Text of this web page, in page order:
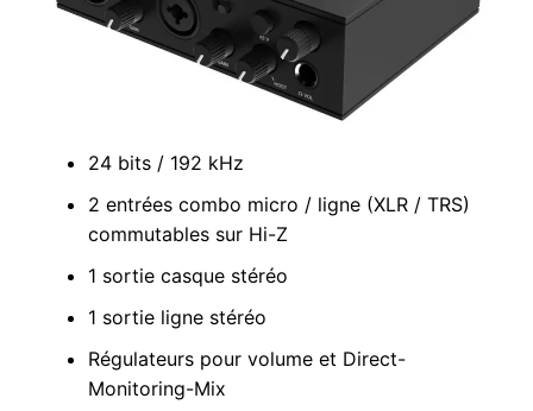
24 bits / 192 kHz
2 entrées combo micro / ligne (XLR / TRS)
commutables sur Hi-Z
1 sortie casque stéréo
1 sortie ligne stéréo
Régulateurs pour volume et Direct-
Monitoring-Mix